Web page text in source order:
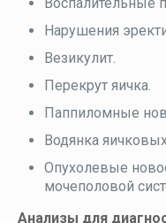
Нарушения
Везикулит.
Перекрут яичка.
Паппиломные
Водянка
Опухолевые
мочеполовой
Анализы для